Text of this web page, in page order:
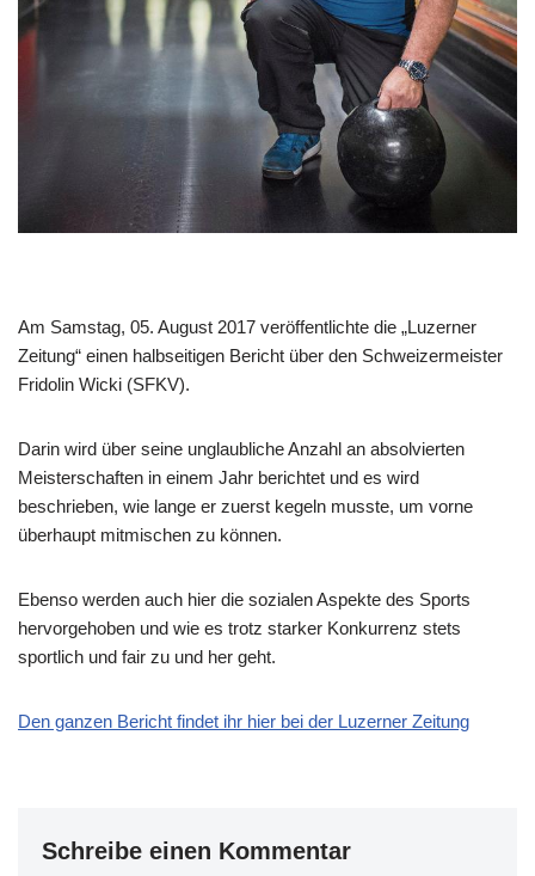
Am Samstag, 05. August 2017 veröffentlichte die „Luzerner
Zeitung“ einen halbseitigen Bericht über den Schweizermeister
Fridolin Wicki (SFKV).
Darin wird über seine unglaubliche Anzahl an absolvierten
Meisterschaften in einem Jahr berichtet und es wird
beschrieben, wie lange er zuerst kegeln musste, um vorne
überhaupt mitmischen zu können.
Ebenso werden auch hier die sozialen Aspekte des Sports
hervorgehoben und wie es trotz starker Konkurrenz stets
sportlich und fair zu und her geht.
Den ganzen Bericht findet ihr hier bei der Luzerner Zeitung
Schreibe einen Kommentar